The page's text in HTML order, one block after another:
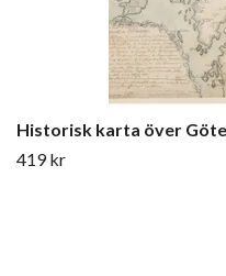
Historisk karta över
419 kr